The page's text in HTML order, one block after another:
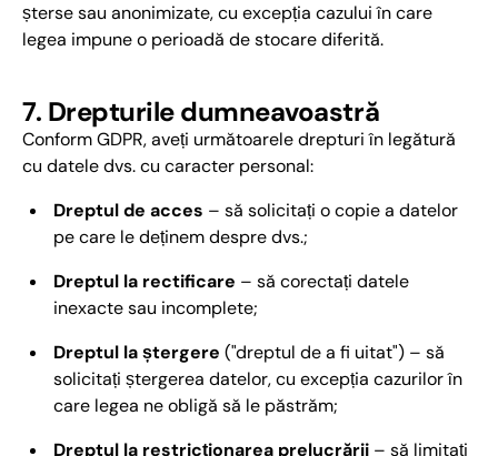
șterse sau anonimizate, cu excepția cazului în care
legea impune o perioadă de stocare diferită.
7. Drepturile dumneavoastră
Conform GDPR, aveți următoarele drepturi în legătură
cu datele dvs. cu caracter personal:
Dreptul de acces – să solicitați o copie a datelor
pe care le deținem despre dvs.;
Dreptul la rectificare – să corectați datele
inexacte sau incomplete;
Dreptul la ștergere ("dreptul de a fi uitat") – să
solicitați ștergerea datelor, cu excepția cazurilor în
care legea ne obligă să le păstrăm;
Dreptul la restricționarea prelucrării – să limitați